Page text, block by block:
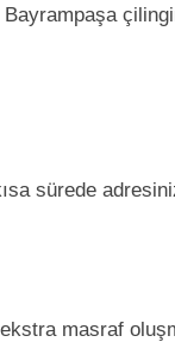
sürede
masraf